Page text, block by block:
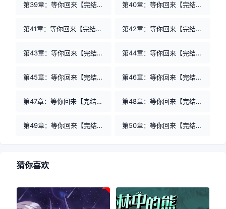
第39章：等你回来【完结】镜都乱的皇子们 第40章：等你回来【完结】修真之重登巅峰
第41章：等你回来【完结】针对？ 第42章：等你回来【完结】我们4个人旅游交换着一个人
第43章：等你回来【完结】除夜梦一场 第44章：等你回来【完结】炎帝的故事
第45章：等你回来【完结】昏君的泛泛 第46章：等你回来【完结】引诱男人h
第47章：等你回来【完结】走一步故意深深地撞一下 第48章：等你回来【完结】涨精装满肚子上学体育课
第49章：等你回来【完结】漫画家庭教师 第50章：等你回来【完结】第五活性
猜你喜欢